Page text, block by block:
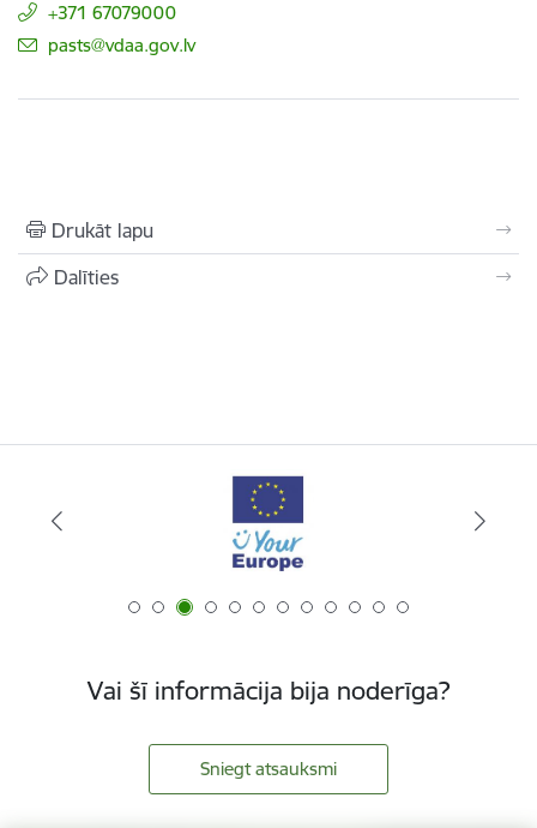
+371 67079000
E-pasts:
pasts@vdaa.gov.lv
Drukāt lapu
Dalīties
Vai šī informācija bija noderīga?
Sniegt atsauksmi